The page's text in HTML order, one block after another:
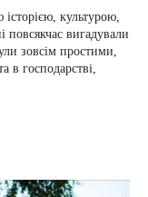
культурою,
повсякчас вигадували
зовсім простими,
в господарстві,